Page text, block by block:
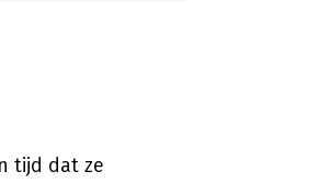
tijd dat ze